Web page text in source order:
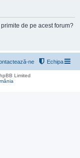
de pe acest forum?
Echipa
ne
Limited